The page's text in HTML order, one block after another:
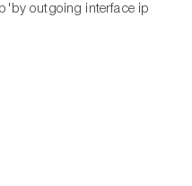
outgoing interface ip